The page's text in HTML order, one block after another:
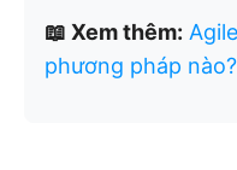
📖 Xem thêm:
phương pháp nào?